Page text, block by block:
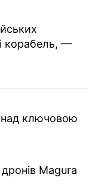
корабель, —
над ключовою
Magura